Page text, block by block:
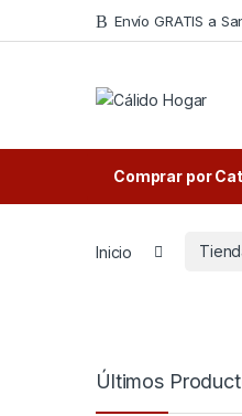
Skip to navigation
Skip to content Envío GRATIS a
Comprar por
Inicio
Últimos